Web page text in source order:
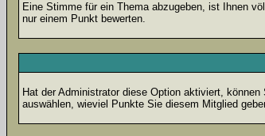
Eine Stimme für ein Thema abzugeben, ist Ihnen
nur einem Punkt bewerten.
Hat der Administrator diese Option aktiviert,
auswählen, wieviel Punkte Sie diesem Mitglied